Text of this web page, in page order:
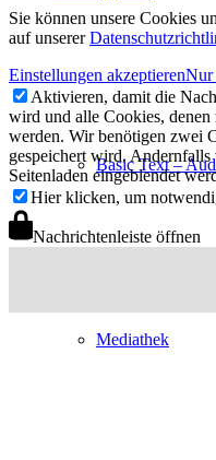
Basic Text –
Mediathek
Sie können unsere Cookies
auf unserer
Einstellungen akzeptierenNur
Aktivieren, damit die
wird und alle Cookies,
werden. Wir benötigen zwei
gespeichert wird.
Seitenladen eingeblendet
Hier klicken, um
Nachrichtenleiste öffnen